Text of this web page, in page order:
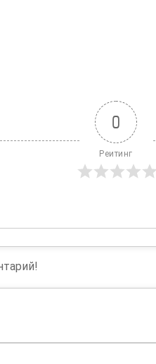
0
Реитинг